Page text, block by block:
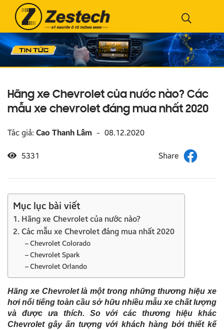
Hãng xe Chevrolet của nước nào? Các
mẫu xe chevrolet đáng mua nhất 2020
Tác giả: Cao Thanh Lâm - 08.12.2020
5331
Mục lục bài viết
1. Hãng xe Chevrolet của nước nào?
2. Các mẫu xe Chevrolet đáng mua nhất 2020
– Chevrolet Colorado
– Chevrolet Spark
– Chevrolet Orlando
Hãng xe Chevrolet là một trong những thương hiệu xe
hơi nổi tiếng toàn cầu sở hữu nhiều mẫu xe chất lượng
và được ưa thích. So với các thương hiệu khác
Chevrolet gây ấn tượng với khách hàng bởi thiết kế